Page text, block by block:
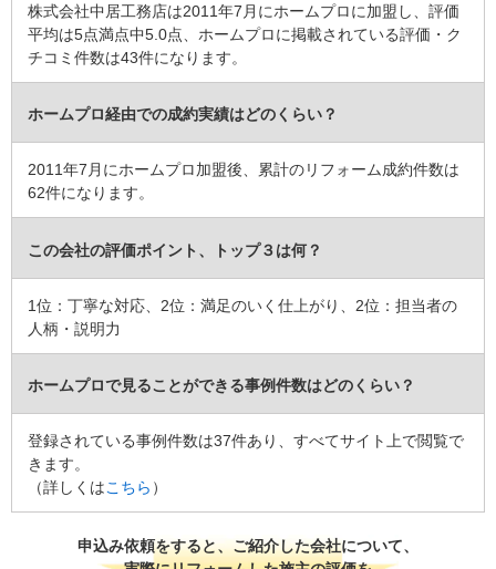
施工地
：兵庫県 西宮市
築年数
： 30年以上
工事完了日
： 2021年8月3日
『満足のいく仕上がり』が良かった
5
部屋が暗くて光が入ってこなくて、壁をぶち抜く、ベランダからバ
ルコニーを展開する。など、無理な相談しても、全て満足するリフ
最高のリフォームです。
ありがとうございました♡
ホームプロのネットを利用させてもらいました。家の近くのリフォ
ーム会社を選びました。たくさん会社があって悩みましたが、会社
も親身に考えて下さって。こちらの会社さんに即決で決心する事が
株式会社中居工務店は2011年7月にホームプロに加盟し、評価
平均は5点満点中5.0点、ホームプロに掲載されている評価・ク
チコミ件数は43件になります。
ホームプロ経由での成約実績はどのくらい？
2011年7月にホームプロ加盟後、累計のリフォーム成約件数は
62件になります。
この会社の評価ポイント、トップ３は何？
1位：丁寧な対応、2位：満足のいく仕上がり、2位：担当者の
人柄・説明力
ホームプロで見ることができる事例件数はどのくらい？
登録されている事例件数は37件あり、すべてサイト上で閲覧で
きます。
（詳しくはこちら ）
申込み依頼をすると、ご紹介した会社について、